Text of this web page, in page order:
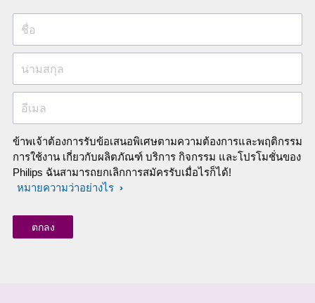
ชื่อ
นามสกุล
อีเมล
ข้าพเจ้าต้องการรับข้อเสนอพิเศษตามความต้องการและพฤติกรรม
การใช้งาน เกี่ยวกับผลิตภัณฑ์ บริการ กิจกรรม และโปรโมชั่นของ
Philips ฉันสามารถยกเลิกการสมัครรับเมื่อไรก็ได้!
หมายความว่าอย่างไร